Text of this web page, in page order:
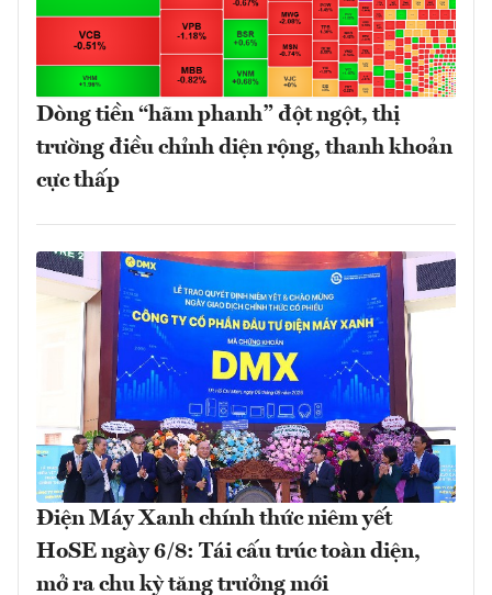
Dòng tiền “hãm phanh” đột ngột, thị
trường điều chỉnh diện rộng, thanh khoản
cực thấp
Điện Máy Xanh chính thức niêm yết
HoSE ngày 6/8: Tái cấu trúc toàn diện,
mở ra chu kỳ tăng trưởng mới